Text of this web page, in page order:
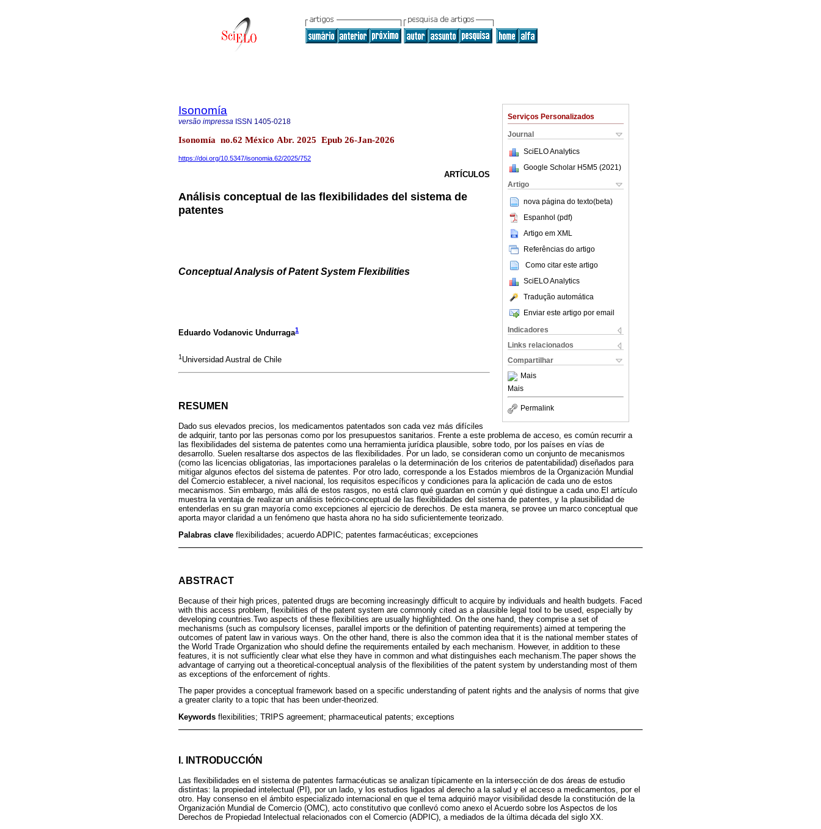
Serviços Personalizados
Journal
SciELO Analytics
Google Scholar H5M5 (2021 )
Artigo
nova página do texto(beta)
Espanhol (pdf)
Artigo em XML
Referências do artigo
Como citar este artigo
SciELO Analytics
Tradução automática
Enviar este artigo por email
Indicadores
Links relacionados
Compartilhar
Mais
Mais
Permalink
Isonomía
versão impressa ISSN 1405-0218
Isonomía no.62 México Abr. 2025 Epub 26-Jan-2026
https://doi.org/10.5347/isonomia.62/2025/752
ARTÍCULOS
Análisis conceptual de las flexibilidades del sistema de
patentes
Conceptual Analysis of Patent System Flexibilities
Eduardo Vodanovic Undurraga1
1 Universidad Austral de Chile
RESUMEN
Dado sus elevados precios, los medicamentos patentados son cada vez más difíciles
de adquirir, tanto por las personas como por los presupuestos sanitarios. Frente a este problema de acceso, es común recurrir a
las flexibilidades del sistema de patentes como una herramienta jurídica plausible, sobre todo, por los países en vías de
desarrollo. Suelen resaltarse dos aspectos de las flexibilidades. Por un lado, se consideran como un conjunto de mecanismos
(como las licencias obligatorias, las importaciones paralelas o la determinación de los criterios de patentabilidad) diseñados para
mitigar algunos efectos del sistema de patentes. Por otro lado, corresponde a los Estados miembros de la Organización Mundial
del Comercio establecer, a nivel nacional, los requisitos específicos y condiciones para la aplicación de cada uno de estos
mecanismos. Sin embargo, más allá de estos rasgos, no está claro qué guardan en común y qué distingue a cada uno.El artículo
muestra la ventaja de realizar un análisis teórico-conceptual de las flexibilidades del sistema de patentes, y la plausibilidad de
entenderlas en su gran mayoría como excepciones al ejercicio de derechos. De esta manera, se provee un marco conceptual que
aporta mayor claridad a un fenómeno que hasta ahora no ha sido suficientemente teorizado.
Palabras clave flexibilidades; acuerdo ADPIC; patentes farmacéuticas; excepciones
ABSTRACT
Because of their high prices, patented drugs are becoming increasingly difficult to acquire by individuals and health budgets. Faced
with this access problem, flexibilities of the patent system are commonly cited as a plausible legal tool to be used, especially by
developing countries.Two aspects of these flexibilities are usually highlighted. On the one hand, they comprise a set of
mechanisms (such as compulsory licenses, parallel imports or the definition of patenting requirements) aimed at tempering the
outcomes of patent law in various ways. On the other hand, there is also the common idea that it is the national member states of
the World Trade Organization who should define the requirements entailed by each mechanism. However, in addition to these
features, it is not sufficiently clear what else they have in common and what distinguishes each mechanism.The paper shows the
advantage of carrying out a theoretical-conceptual analysis of the flexibilities of the patent system by understanding most of them
as exceptions of the enforcement of rights.
The paper provides a conceptual framework based on a specific understanding of patent rights and the analysis of norms that give
a greater clarity to a topic that has been under-theorized.
Keywords flexibilities; TRIPS agreement; pharmaceutical patents; exceptions
I. INTRODUCCIÓN
Las flexibilidades en el sistema de patentes farmacéuticas se analizan típicamente en la intersección de dos áreas de estudio
distintas: la propiedad intelectual (PI), por un lado, y los estudios ligados al derecho a la salud y el acceso a medicamentos, por el
otro. Hay consenso en el ámbito especializado internacional en que el tema adquirió mayor visibilidad desde la constitución de la
Organización Mundial de Comercio (OMC), acto constitutivo que conllevó como anexo el Acuerdo sobre los Aspectos de los
Derechos de Propiedad Intelectual relacionados con el Comercio (ADPIC), a mediados de la última década del siglo XX.